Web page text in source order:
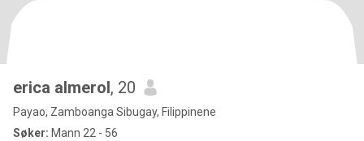
erica almerol, 20
Payao, Zamboanga Sibugay, Filippinene
Søker: Mann 22 - 56